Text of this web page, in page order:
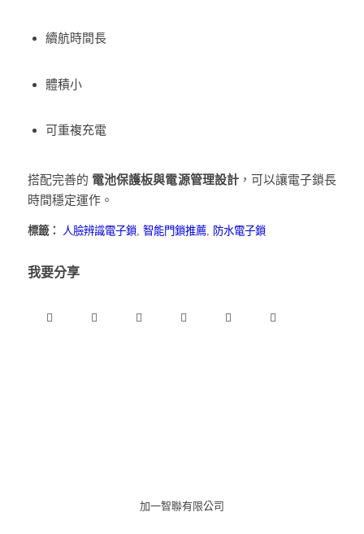
續航時間長
體積小
可重複充電
搭配完善的 電池保護板與電源管理設計，可以讓電子鎖長
時間穩定運作。
標籤： 人臉辨識電子鎖, 智能門鎖推薦, 防水電子鎖
我要分享
加一智聯有限公司